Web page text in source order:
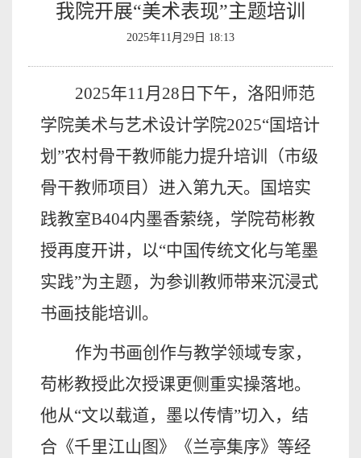
我院开展“美术表现”主题培训
2025年11月29日 18:13
2025年11月28日下午，洛阳师范
学院美术与艺术设计学院2025“国培计
划”农村骨干教师能力提升培训（市级
骨干教师项目）进入第九天。国培实
践教室B404内墨香萦绕，学院苟彬教
授再度开讲，以“中国传统文化与笔墨
实践”为主题，为参训教师带来沉浸式
书画技能培训。
作为书画创作与教学领域专家，
苟彬教授此次授课更侧重实操落地。
他从“文以载道，墨以传情”切入，结
合《千里江山图》《兰亭集序》等经